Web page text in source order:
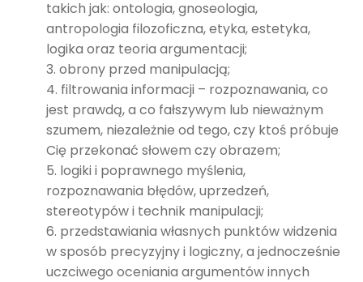
takich jak: ontologia, gnoseologia,
antropologia filozoficzna, etyka, estetyka,
logika oraz teoria argumentacji;
obrony przed manipulacją;
filtrowania informacji – rozpoznawania, co
jest prawdą, a co fałszywym lub nieważnym
szumem, niezależnie od tego, czy ktoś próbuje
Cię przekonać słowem czy obrazem;
logiki i poprawnego myślenia,
rozpoznawania błędów, uprzedzeń,
stereotypów i technik manipulacji;
przedstawiania własnych punktów widzenia
w sposób precyzyjny i logiczny, a jednocześnie
uczciwego oceniania argumentów innych